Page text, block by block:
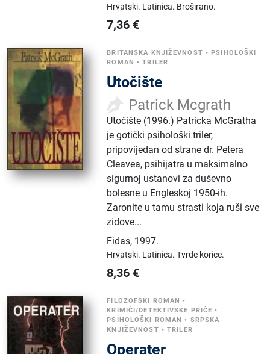
Hrvatski. Latinica. Broširano.
7,36 €
BRITANSKA KNJIŽEVNOST • PSIHOLOŠKI
ROMAN •TRILER
Utočište
Patrick Mcgrath
Utočište (1996.) Patricka McGratha
je gotički psihološki triler,
pripovijedan od strane dr. Petera
Cleavea, psihijatra u maksimalno
sigurnoj ustanovi za duševno
bolesne u Engleskoj 1950-ih.
Zaronite u tamu strasti koja ruši sve
zidove...
Fidas, 1997.
Hrvatski. Latinica.Tvrde korice.
8,36 €
FILOZOFSKI ROMAN •
KRIMIĆI/DETEKTIVSKE PRIČE •
PSIHOLOŠKI ROMAN • SRPSKA
KNJIŽEVNOST •TRILER
Operater